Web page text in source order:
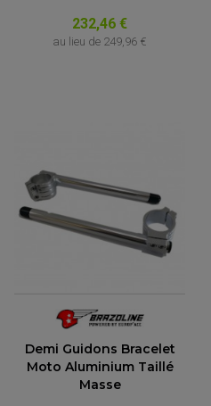
232,46 €
au lieu de 249,96 €
Demi Guidons Bracelet
Moto Aluminium Taillé
Masse